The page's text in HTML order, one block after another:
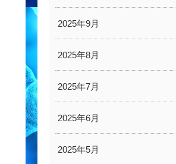
2025年9月
2025年8月
2025年7月
2025年6月
2025年5月